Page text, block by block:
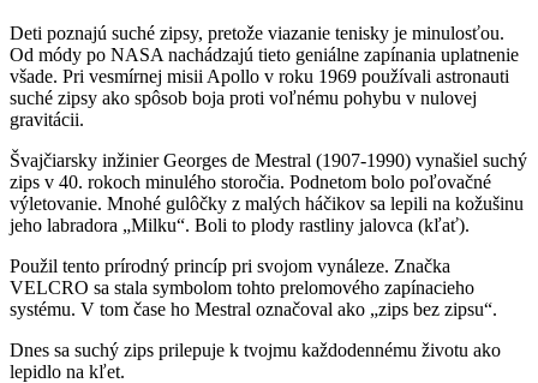
Deti poznajú suché zipsy, pretože viazanie tenisky je minulosťou.
Od módy po NASA nachádzajú tieto geniálne zapínania uplatnenie
všade. Pri vesmírnej misii Apollo v roku 1969 používali astronauti
suché zipsy ako spôsob boja proti voľnému pohybu v nulovej
gravitácii.
Švajčiarsky inžinier Georges de Mestral (1907-1990) vynašiel suchý
zips v 40. rokoch minulého storočia. Podnetom bolo poľovačné
výletovanie. Mnohé gulôčky z malých háčikov sa lepili na kožušinu
jeho labradora „Milku“. Boli to plody rastliny jalovca (kľať).
Použil tento prírodný princíp pri svojom vynáleze. Značka
VELCRO sa stala symbolom tohto prelomového zapínacieho
systému. V tom čase ho Mestral označoval ako „zips bez zipsu“.
Dnes sa suchý zips prilepuje k tvojmu každodennému životu ako
lepidlo na kľet.